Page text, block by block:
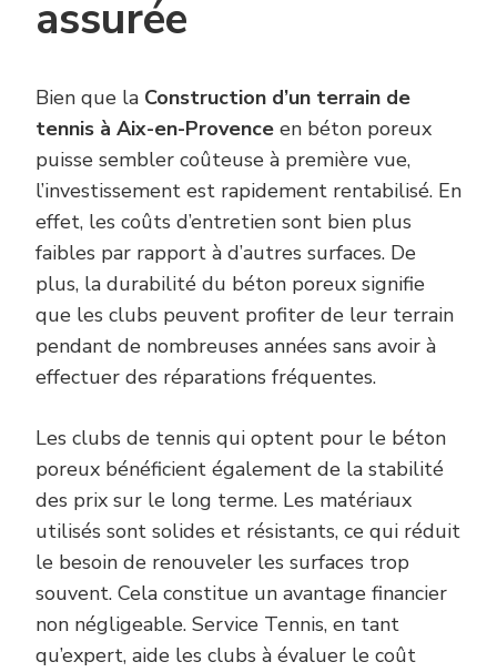
assurée
Bien que la Construction d’un terrain de
tennis à Aix-en-Provence en béton poreux
puisse sembler coûteuse à première vue,
l’investissement est rapidement rentabilisé. En
effet, les coûts d’entretien sont bien plus
faibles par rapport à d’autres surfaces. De
plus, la durabilité du béton poreux signifie
que les clubs peuvent profiter de leur terrain
pendant de nombreuses années sans avoir à
effectuer des réparations fréquentes.
Les clubs de tennis qui optent pour le béton
poreux bénéficient également de la stabilité
des prix sur le long terme. Les matériaux
utilisés sont solides et résistants, ce qui réduit
le besoin de renouveler les surfaces trop
souvent. Cela constitue un avantage financier
non négligeable. Service Tennis, en tant
qu’expert, aide les clubs à évaluer le coût